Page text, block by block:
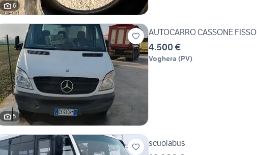
6
5
AUTOCARRO CASSONE FISSO
4.500 €
Voghera (PV)
scuolabus